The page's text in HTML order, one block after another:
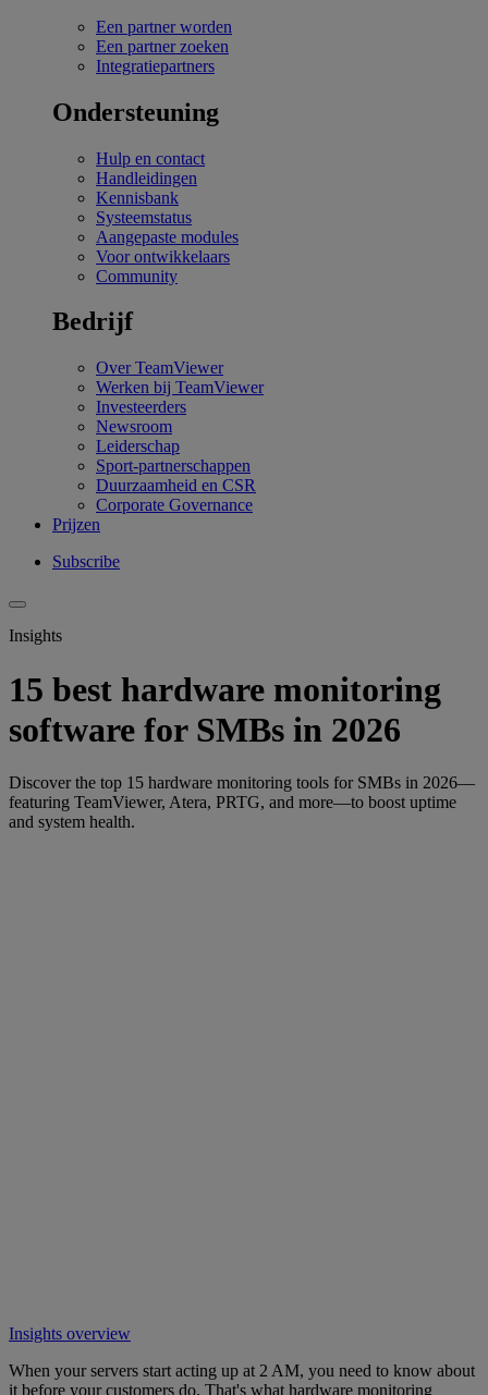
Een partner worden
Een partner zoeken
Integratiepartners
Ondersteuning
Hulp en contact
Handleidingen
Kennisbank
Systeemstatus
Aangepaste modules
Voor ontwikkelaars
Community
Bedrijf
Over TeamViewer
Werken bij TeamViewer
Investeerders
Newsroom
Leiderschap
Sport-partnerschappen
Duurzaamheid en CSR
Corporate Governance
Prijzen
Subscribe
Insights
15 best hardware monitoring
software for SMBs in 2026
Discover the top 15 hardware monitoring tools for SMBs in 2026—
featuring TeamViewer, Atera, PRTG, and more—to boost uptime
and system health.
Insights overview
When your servers start acting up at 2 AM, you need to know about
it before your customers do. That's what hardware monitoring